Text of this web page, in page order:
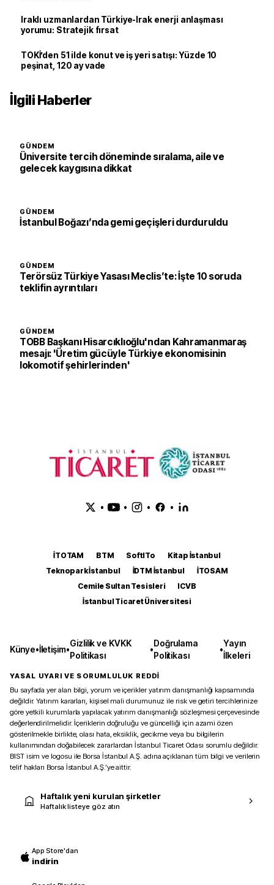
Iraklı uzmanlardan Türkiye-Irak enerji anlaşması
yorumu: Stratejik fırsat
TOKİ’den 51 ilde konut ve iş yeri satışı: Yüzde 10
peşinat, 120 ay vade
İlgili Haberler
GÜNDEM
Üniversite tercih döneminde sıralama, aile ve
gelecek kaygısına dikkat
GÜNDEM
İstanbul Boğazı’nda gemi geçişleri durduruldu
GÜNDEM
Terörsüz Türkiye Yasası Meclis’te: İşte 10 soruda
teklifin ayrıntıları
GÜNDEM
TOBB Başkanı Hisarcıklıoğlu'ndan Kahramanmaraş
mesajı: 'Üretim gücüyle Türkiye ekonomisinin
lokomotif şehirlerinden'
• • • •
İTOTAM BTM SoftITo
Kitap İstanbul
Teknopark İstanbul
İDTM İstanbul
İTOSAM
Cemile Sultan Tesisleri
ICVB
İstanbul Ticaret Üniversitesi
Künye•İletişim•
Gizlilik ve KVKK
Politikası
•
Doğrulama
Politikası
•
Yayın
İlkeleri
YASAL UYARI VE SORUMLULUK REDDİ
Bu sayfada yer alan bilgi, yorum ve içerikler yatırım danışmanlığı kapsamında
değildir. Yatırım kararları, kişisel mali durumunuz ile risk ve getiri tercihlerinize
göre yetkili kurumlarla yapılacak yatırım danışmanlığı sözleşmesi çerçevesinde
değerlendirilmelidir. İçeriklerin doğruluğu ve güncelliği için azami özen
gösterilmekle birlikte, olası hata, eksiklik, gecikme veya bu bilgilerin
kullanımından doğabilecek zararlardan İstanbul Ticaret Odası sorumlu değildir.
BIST isim ve logosu ile Borsa İstanbul A.Ş. adına açıklanan tüm bilgi ve verilerin
telif hakları Borsa İstanbul A.Ş.’ye aittir.
Haftalık yeni kurulan şirketler
Haftalık listeye göz atın
App Store'dan
indirin